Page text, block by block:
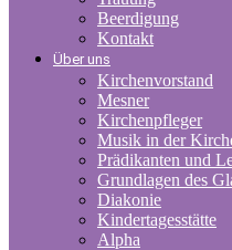
Beerdigung
Kontakt
Über uns
Kirchenvorstand
Mesner
Kirchenpfleger
Musik in der
Prädikanten und
Grundlagen des
Diakonie
Kindertagesstätte
Alpha